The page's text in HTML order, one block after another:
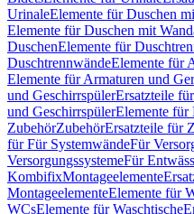
UrinaleElemente für Duschen
Elemente für Duschen mit
DuschenElemente für
DuschtrennwändeElemente für
Elemente für Armaturen und
und GeschirrspülerErsatzteile
und GeschirrspülerElemente für
ZubehörZubehörErsatzteile für
für Für SystemwändeFür
VersorgungssystemeFür
KombifixMontageelemente
MontageelementeElemente für
WCsElemente für Waschtische